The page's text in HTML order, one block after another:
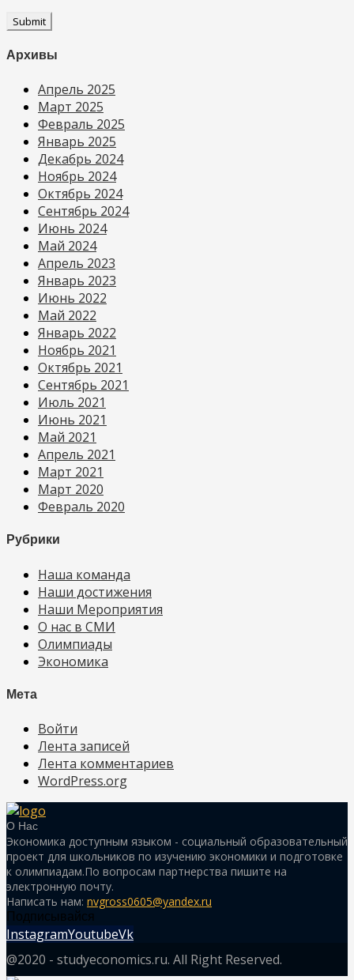
Архивы
Апрель 2025
Март 2025
Февраль 2025
Январь 2025
Декабрь 2024
Ноябрь 2024
Октябрь 2024
Сентябрь 2024
Июнь 2024
Май 2024
Апрель 2023
Январь 2023
Июнь 2022
Май 2022
Январь 2022
Ноябрь 2021
Октябрь 2021
Сентябрь 2021
Июль 2021
Июнь 2021
Май 2021
Апрель 2021
Март 2021
Март 2020
Февраль 2020
Рубрики
Наша команда
Наши достижения
Наши Мероприятия
О нас в СМИ
Олимпиады
Экономика
Мета
Войти
Лента записей
Лента комментариев
WordPress.org
О Нас
Экономика доступным языком - социальный образовательный
проект для школьников по изучению экономики и подготовке
к олимпиадам.По вопросам партнерства пишите на
электронную почту.
Написать нам: nvgross0605@yandex.ru
Подписывайся
InstagramYoutubeVk
@2020 - studyeconomics.ru. All Right Reserved.